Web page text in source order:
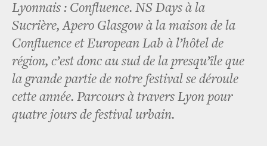
Lyonnais : Confluence. NS Days à la
Sucrière, Apero Glasgow à la maison de la
Confluence et European Lab à l’hôtel de
région, c’est donc au sud de la presqu’île que
la grande partie de notre festival se déroule
cette année. Parcours à travers Lyon pour
quatre jours de festival urbain.